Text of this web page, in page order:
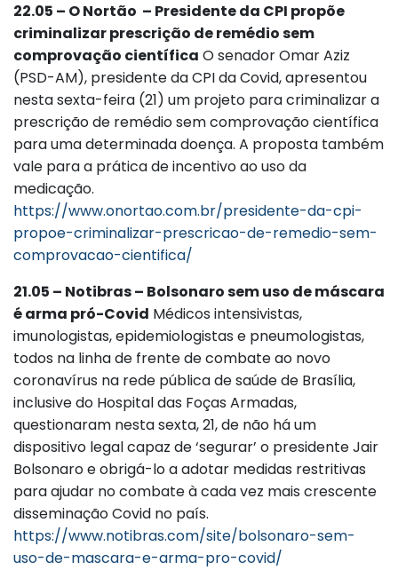
22.05 – O Nortão – Presidente da CPI propõe
criminalizar prescrição de remédio sem
comprovação científica O senador Omar Aziz
(PSD-AM), presidente da CPI da Covid, apresentou
nesta sexta-feira (21) um projeto para criminalizar a
prescrição de remédio sem comprovação científica
para uma determinada doença. A proposta também
vale para a prática de incentivo ao uso da
medicação.
https://www.onortao.com.br/presidente-da-cpi-
propoe-criminalizar-prescricao-de-remedio-sem-
comprovacao-cientifica/
21.05 – Notibras – Bolsonaro sem uso de máscara
é arma pró-Covid Médicos intensivistas,
imunologistas, epidemiologistas e pneumologistas,
todos na linha de frente de combate ao novo
coronavírus na rede pública de saúde de Brasília,
inclusive do Hospital das Foças Armadas,
questionaram nesta sexta, 21, de não há um
dispositivo legal capaz de ‘segurar’ o presidente Jair
Bolsonaro e obrigá-lo a adotar medidas restritivas
para ajudar no combate à cada vez mais crescente
disseminação Covid no país.
https://www.notibras.com/site/bolsonaro-sem-
uso-de-mascara-e-arma-pro-covid/